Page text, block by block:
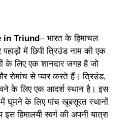
in Triund– भारत के हिमाचल
में छिपी त्रिउंड नाम की एक
के लिए एक शानदार जगह है जो
रोमांच से प्यार करते हैं। त्रिउंड,
के लिए एक आदर्श स्थान है। इस
घूमने के लिए पांच खूबसूरत स्थानों
हिमालयी स्वर्ग की अपनी यात्रा